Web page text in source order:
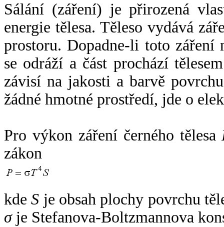
Sálání (záření) je přirozená
energie tělesa. Těleso vydává
prostoru. Dopadne-li toto záření
se odráží a část prochází
závisí na jakosti a barvě
žádné hmotné prostředí, jde o
Pro výkon záření černého tělesa
zákon
kdeS je obsah plochy povrchu
σje Stefanova-Boltzmannova